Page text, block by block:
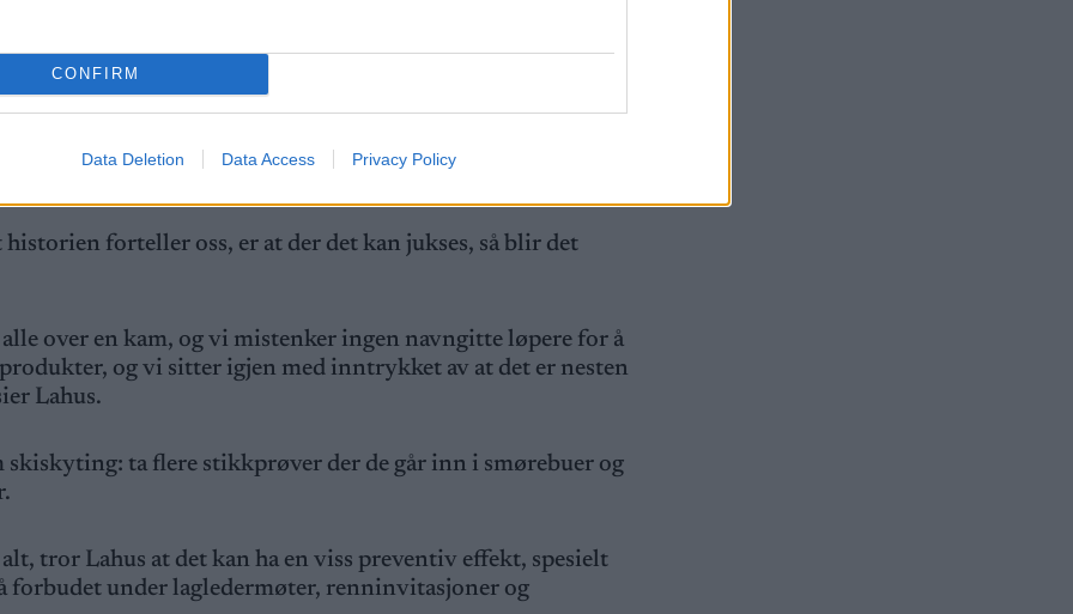
CONFIRM
Data Deletion Data Access Privacy Policy
– Inntil vi har et testapparat som fungerer, må vi leve
spesielt der det er mye å kjempe for av heder og ære,
forteller oss, er at der det kan jukses, så blir det
over en kam, og vi mistenker ingen navngitte løpere for å
og vi sitter igjen med inntrykket av at det er nesten
Lahus.
ta flere stikkprøver der de går inn i smørebuer og
tror Lahus at det kan ha en viss preventiv effekt, spesielt
forbudet under lagledermøter, renninvitasjoner og